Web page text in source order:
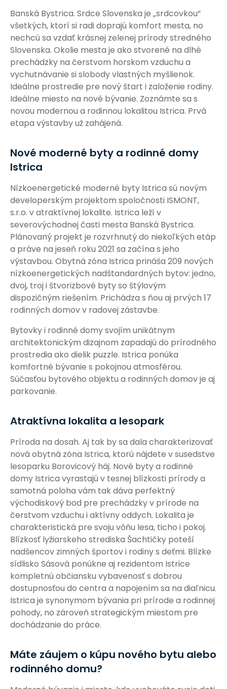
Banská Bystrica. Srdce Slovenska je „srdcovkou“
všetkých, ktorí si radi doprajú komfort mesta, no
nechcú sa vzdať krásnej zelenej prírody stredného
Slovenska. Okolie mesta je ako stvorené na dlhé
prechádzky na čerstvom horskom vzduchu a
vychutnávanie si slobody vlastných myšlienok.
Ideálne prostredie pre nový štart i založenie rodiny.
Ideálne miesto na nové bývanie. Zoznámte sa s
novou modernou a rodinnou lokalitou Istrica. Prvá
etapa výstavby už zahájená.
Nové moderné byty a rodinné domy
Istrica
Nízkoenergetické moderné byty Istrica sú novým
developerským projektom spoločnosti ISMONT,
s.r.o. v atraktívnej lokalite. Istrica leží v
severovýchodnej časti mesta Banská Bystrica.
Plánovaný projekt je rozvrhnutý do niekoľkých etáp
a práve na jeseň roku 2021 sa začína s jeho
výstavbou. Obytná zóna Istrica prináša 209 nových
nízkoenergetických nadštandardných bytov: jedno,
dvoj, troj i štvorizbové byty so štýlovým
dispozičným riešením. Prichádza s ňou aj prvých 17
rodinných domov v radovej zástavbe.
Bytovky i rodinné domy svojím unikátnym
architektonickým dizajnom zapadajú do prírodného
prostredia ako dielik puzzle. Istrica ponúka
komfortné bývanie s pokojnou atmosférou.
Súčasťou bytového objektu a rodinných domov je aj
parkovanie.
Atraktívna lokalita a lesopark
Príroda na dosah. Aj tak by sa dala charakterizovať
nová obytná zóna Istrica, ktorú nájdete v susedstve
lesoparku Borovicový háj. Nové byty a rodinné
domy Istrica vyrastajú v tesnej blízkosti prírody a
samotná poloha vám tak dáva perfektný
východiskový bod pre prechádzky v prírode na
čerstvom vzduchu i aktívny oddych. Lokalita je
charakteristická pre svoju vôňu lesa, ticho i pokoj.
Blízkosť lyžiarskeho strediska Šachtičky poteší
nadšencov zimných športov i rodiny s deťmi. Blízke
sídlisko Sásová ponúkne aj rezidentom Istrice
kompletnú občiansku vybavenosť s dobrou
dostupnosťou do centra a napojením sa na diaľnicu.
Istrica je synonymom bývania pri prírode a rodinnej
pohody, no zároveň strategickým miestom pre
dochádzanie do práce.
Máte záujem o kúpu nového bytu alebo
rodinného domu?